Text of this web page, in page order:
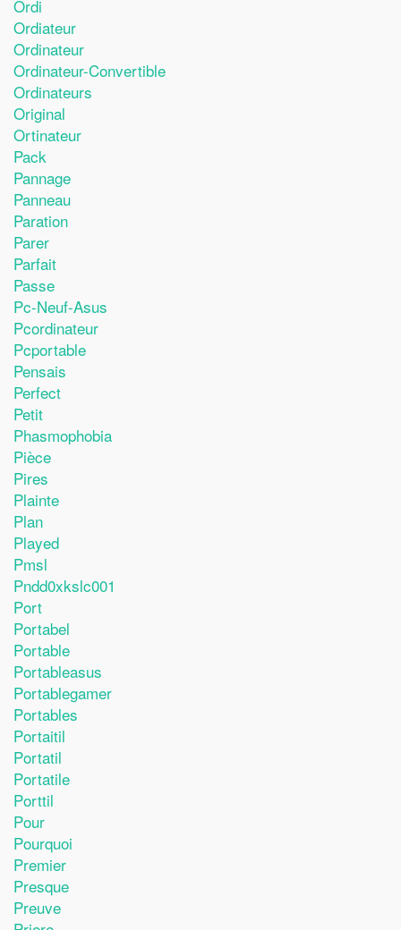
Ordi
Ordiateur
Ordinateur
Ordinateur-Convertible
Ordinateurs
Original
Ortinateur
Pack
Pannage
Panneau
Paration
Parer
Parfait
Passe
Pc-Neuf-Asus
Pcordinateur
Pcportable
Pensais
Perfect
Petit
Phasmophobia
Pièce
Pires
Plainte
Plan
Played
Pmsl
Pndd0xkslc001
Port
Portabel
Portable
Portableasus
Portablegamer
Portables
Portaitil
Portatil
Portatile
Porttil
Pour
Pourquoi
Premier
Presque
Preuve